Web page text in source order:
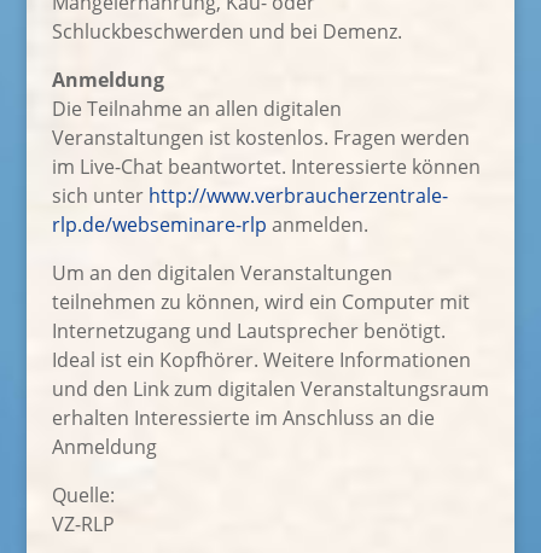
Schluckbeschwerden und bei Demenz.
Anmeldung
Die Teilnahme an allen digitalen
Veranstaltungen ist kostenlos. Fragen werden
im Live-Chat beantwortet. Interessierte können
sich unter http://www.verbraucherzentrale-
rlp.de/webseminare-rlp anmelden.
Um an den digitalen Veranstaltungen
teilnehmen zu können, wird ein Computer mit
Internetzugang und Lautsprecher benötigt.
Ideal ist ein Kopfhörer. Weitere Informationen
und den Link zum digitalen Veranstaltungsraum
erhalten Interessierte im Anschluss an die
Anmeldung
Quelle:
VZ-RLP